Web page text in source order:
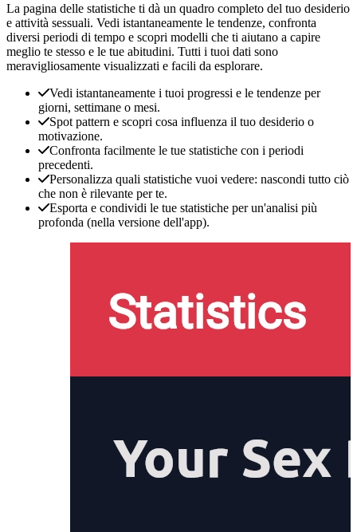
La pagina delle statistiche ti dà un quadro completo del tuo desiderio
e attività sessuali. Vedi istantaneamente le tendenze, confronta
diversi periodi di tempo e scopri modelli che ti aiutano a capire
meglio te stesso e le tue abitudini. Tutti i tuoi dati sono
meravigliosamente visualizzati e facili da esplorare.
Vedi istantaneamente i tuoi progressi e le tendenze per
giorni, settimane o mesi.
Spot pattern e scopri cosa influenza il tuo desiderio o
motivazione.
Confronta facilmente le tue statistiche con i periodi
precedenti.
Personalizza quali statistiche vuoi vedere: nascondi tutto ciò
che non è rilevante per te.
Esporta e condividi le tue statistiche per un'analisi più
profonda (nella versione dell'app).